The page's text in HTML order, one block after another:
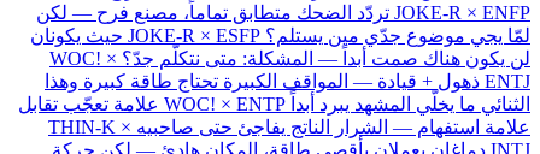
JOKE-R × ENFP تردّد الضحك متطابق تماماً، مصنع فرح — لكن
لمّا يجي موضوع جدّي مين يستلم؟ JOKE-R × ESFP حيث يكونان
لن يكون هناك صمت أبداً — المشكلة: متى نتكلّم جدّ؟ WOC! ×
ENTJ ذهول + قيادة — المواقف الكبيرة تحتاج طاقة كبيرة وهذا
الثنائي ما يخلّي المشهد يبرد أبداً WOC! × ENTP علامة تعجّب تقابل
علامة استفهام — الشرار الناتج يفاجئ حتى صاحبيه THIN-K ×
INTJ دماغان يعملان بأقصى طاقة، المكان هادئ — لكن حركة